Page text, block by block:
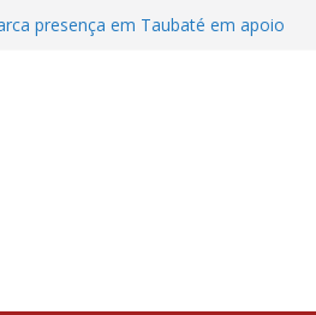
presença em Taubaté em apoio
a março de 2025
em Campinas entre prefeitura e
de Bananal
servidores de Bananal é adiada